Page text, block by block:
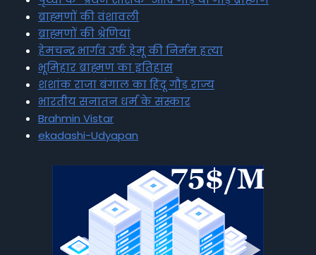
ब्राह्मणों की वंशावली
ब्राह्मणों की श्रेणियां
हेमचन्द्र भार्गव उर्फ हेमू की निर्मम हत्या
भूमिहार ब्राह्मण का इतिहास
शशांक राजा बंगाल का हिंदू गौड़ राज्य
भारतीय सनातन धर्म के संस्कार
Brahmin Vistar
ekadashi-Udyapan